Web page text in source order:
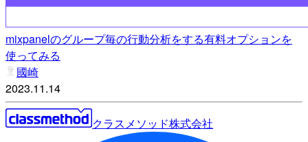
mixpanelのグループ毎の行動分析をする有料オプションを
使ってみる
國崎
2023.11.14
クラスメソッド株式会社